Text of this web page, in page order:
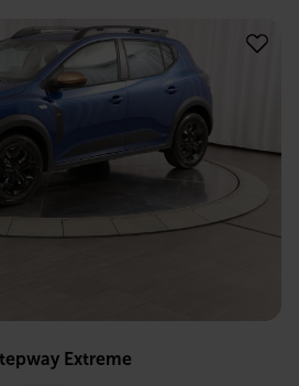
Extreme